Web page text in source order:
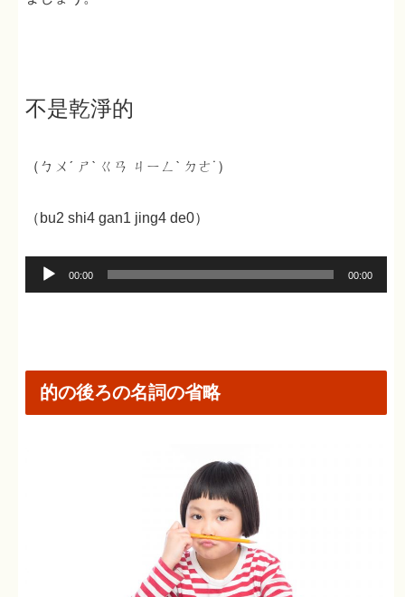
不是乾淨的
（ㄅㄨˊ ㄕˋ ㄍㄢ ㄐㄧㄥˋ ㄉㄜ˙）
（bu2 shi4 gan1 jing4 de0）
声
ー
ー
00:00 00:00
的の後ろの名詞の省略